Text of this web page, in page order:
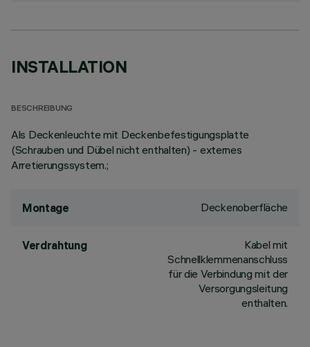
INSTALLATION
BESCHREIBUNG
Als Deckenleuchte mit Deckenbefestigungsplatte
(Schrauben und Dübel nicht enthalten) - externes
Arretierungssystem.;
Montage Deckenoberfläche
Verdrahtung
Kabel mit
Schnellklemmenanschluss
für die Verbindung mit der
Versorgungsleitung
enthalten.